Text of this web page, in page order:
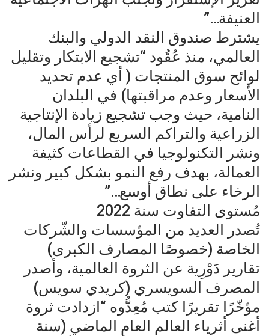
العنيفة…”
يشترط صندوق النقد الدولي والبنك
العالمي، منذ عُقُود “تشجيع الابتكار وتقليل
لوائح سوق المنتجات ( أي عدم تحديد
الأسعار وعدم مراقبتها) في البلدان
النامية، حيث وجب تشجيع زيادة الإنتاجية
الزراعية والتراكم السريع لرأس المال،
ونشر التكنولوجيا في القطاعات كثيفة
العمالة، بهدف رفع النمو بشكل كبير ونشر
الرخاء على نطاق أوسع…”
مُستوى التفاوت سنة 2022
تُصدر العديد من المؤسسات والشّركات
الخاصة (خصوصًا المصارف الكبرى)
تقارير دَوْرِية عن الثروة العالمية، وأصدر
المصرف السويسري (كريدي سويس)
مؤخّرًا تقريرًا كتب مُعِدُّوه “ازدادت ثروة
أغنى أثرياء العالم العام الماضي (سنة